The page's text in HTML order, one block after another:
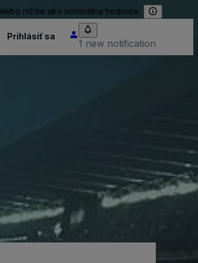
nižšie ako nominálna hodnota.
Prihlásiť sa
1 new notification